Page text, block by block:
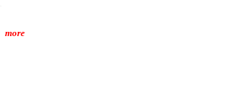
more